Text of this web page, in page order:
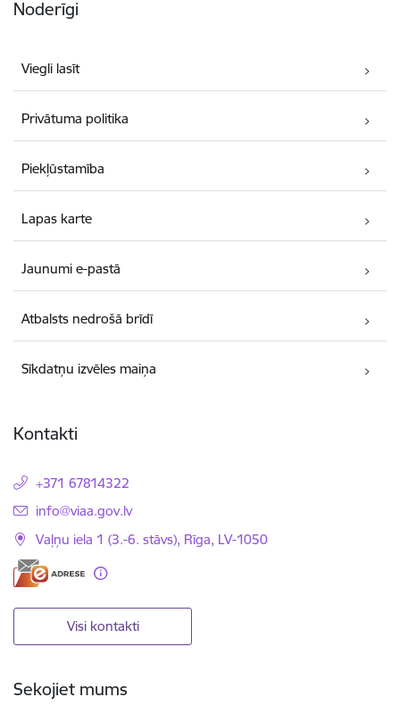
Noderīgi
Viegli lasīt
Privātuma politika
Piekļūstamība
Lapas karte
Jaunumi e-pastā
Atbalsts nedrošā brīdī
Sīkdatņu izvēles maiņa
Kontakti
+371 67814322
E-pasts:
info@viaa.gov.lv
Vaļņu iela 1 (3.-6. stāvs), Rīga, LV-1050
Visi kontakti
Sekojiet mums